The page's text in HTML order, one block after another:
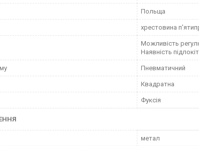
Польща
хрестовина
Можливість
Наявність
Пневматичний
Квадратна
Фуксія
метал